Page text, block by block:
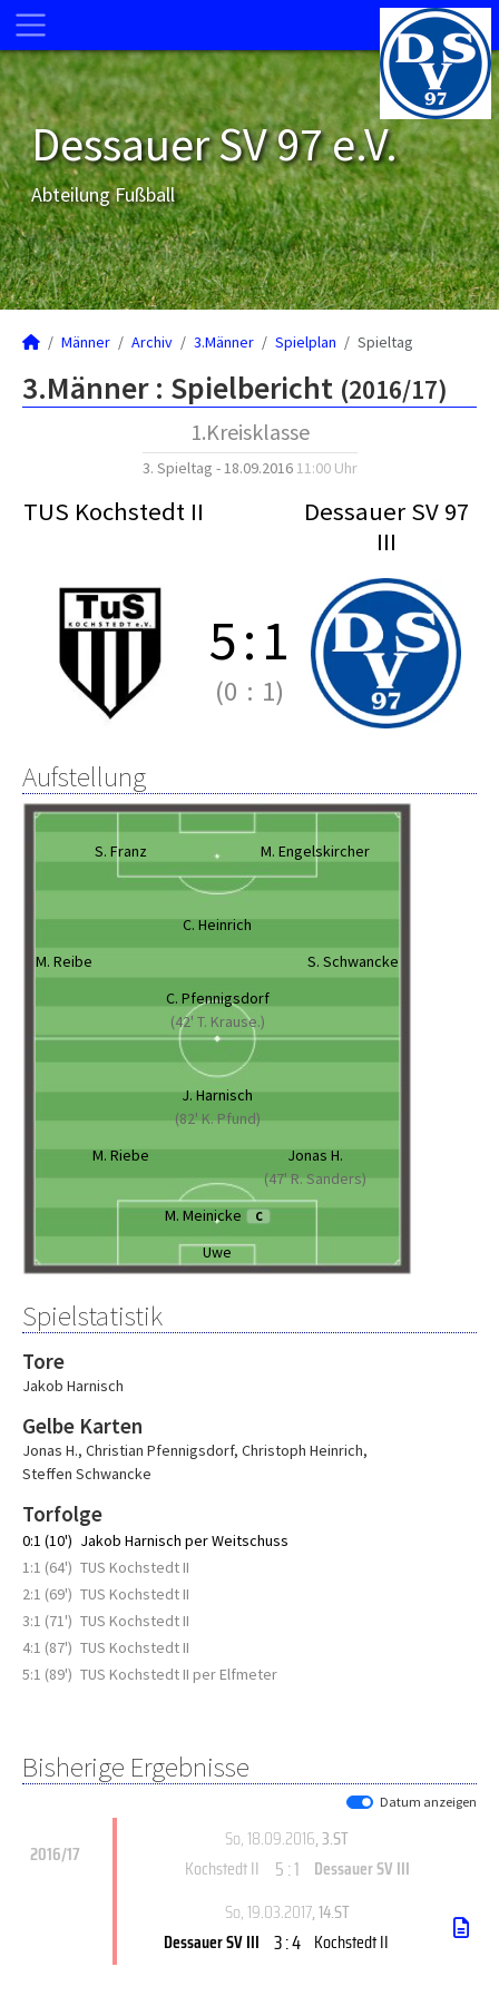
Dessauer SV 97 e.V.
Abteilung Fußball
Männer Archiv 3.Männer Spielplan Spieltag
3.Männer : Spielbericht (2016/17)
1.Kreisklasse
3. Spieltag - 18.09.2016 11:00 Uhr
TUS Kochstedt II
Dessauer SV 97
III
5:1
(0 : 1)
Aufstellung
S. Franz M. Engelskircher
C. Heinrich
M. Reibe
S. Schwancke
C. Pfennigsdorf
(42' T. Krause.)
J. Harnisch
(82' K. Pfund)
M. Riebe
Jonas H.
(47' R. Sanders)
M. Meinicke
C
Uwe
Spielstatistik
Tore
Jakob Harnisch
Gelbe Karten
Jonas H., Christian Pfennigsdorf, Christoph Heinrich,
Steffen Schwancke
Torfolge
0:1 (10') Jakob Harnisch per Weitschuss
1:1 (64') TUS Kochstedt II
2:1 (69') TUS Kochstedt II
3:1 (71') TUS Kochstedt II
4:1 (87') TUS Kochstedt II
5:1 (89') TUS Kochstedt II per Elfmeter
Bisherige Ergebnisse
Datum anzeigen
2016/17
So, 18.09.2016, 3.ST
Kochstedt II
5 : 1 Dessauer SV III
So, 19.03.2017, 14.ST
Dessauer SV III 3 : 4 Kochstedt II